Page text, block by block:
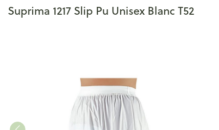
Suprima 1217 Slip Pu Unisex Blanc T52